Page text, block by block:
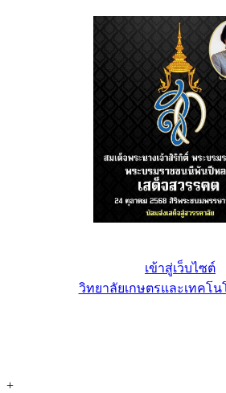
เข้าสู่เว็บไซต์
วิทยาลัยเกษตรและเทคโน
+